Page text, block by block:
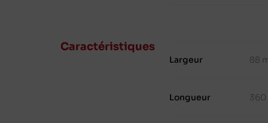
Caractéristiques
Largeur 88
Longueur 360